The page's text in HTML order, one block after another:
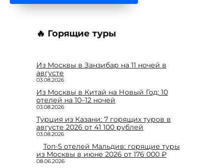
🔥 Горящие туры
Из Москвы в Занзибар на 11 ночей в
августе
03.08.2026
Из Москвы в Китай на Новый Год: 10
отелей на 10–12 ночей
03.08.2026
Турция из Казани: 7 горящих туров в
августе 2026 от 41 100 рублей
03.08.2026
Топ-5 отелей Мальдив: горящие туры
из Москвы в июне 2026 от 176 000 ₽
08.06.2026